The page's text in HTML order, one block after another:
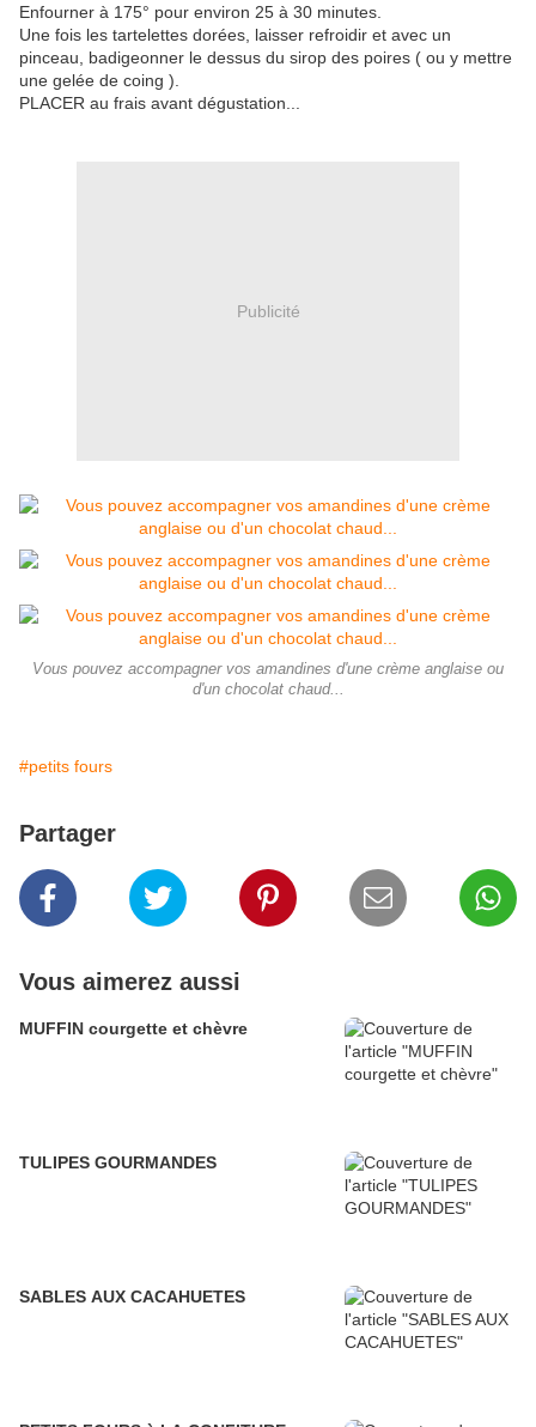
Enfourner à 175° pour environ 25 à 30 minutes.
Une fois les tartelettes dorées, laisser refroidir et avec un
pinceau, badigeonner le dessus du sirop des poires ( ou y mettre
une gelée de coing ).
PLACER au frais avant dégustation...
Publicité
Vous pouvez accompagner vos amandines d'une crème anglaise ou
d'un chocolat chaud...
#petits fours
Partager
Vous aimerez aussi
MUFFIN courgette et chèvre
TULIPES GOURMANDES
SABLES AUX CACAHUETES